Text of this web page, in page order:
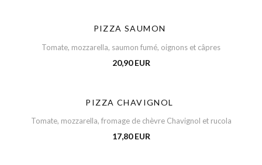
PIZZA SAUMON
Tomate, mozzarella, saumon fumé, oignons et câpres
20,90 EUR
PIZZA CHAVIGNOL
Tomate, mozzarella, fromage de chèvre Chavignol et rucola
17,80 EUR